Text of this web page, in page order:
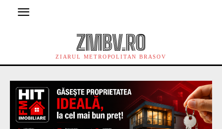
ZMBV.RO
ZIARUL METROPOLITAN BRASOV